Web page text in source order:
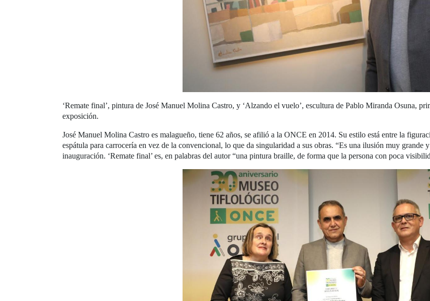
‘Remate final’, pintura de José Manuel Molina Castro, y ‘Alzando el vuelo’, escultura de Pablo Miranda Osuna,
exposición.
José Manuel Molina Castro es malagueño, tiene 62 años, se afilió a la ONCE en 2014. Su estilo está entre la
espátula para carrocería en vez de la convencional, lo que da singularidad a sus obras. “Es una ilusión muy grande
inauguración. ‘Remate final’ es, en palabras del autor “una pintura braille, de forma que la persona con poca